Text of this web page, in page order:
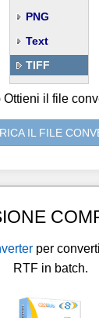
PNG
Text
TIFF
Ottieni il file
IL FILE
per
RTF in batch.